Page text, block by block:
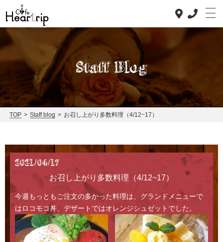
Top
Concept
Dinner
News
Staff blog
Access
Staff Blog
TOP > Staff blog > お召し上がり多数料理（4/12~17）
2021/04/17
お召し上がり多数料理（4/12~17）
今週もっともご注文の多かった料理は、グランドメニューで
はロコモコ丼、デザートではオレンジシュゼットでした。